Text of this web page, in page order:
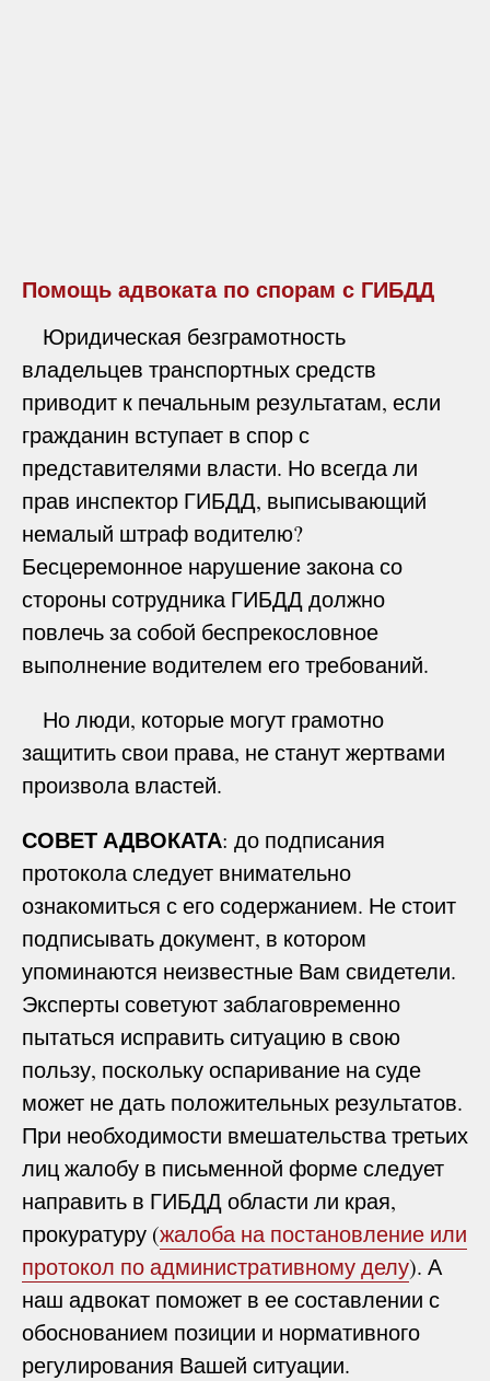
Помощь адвоката по спорам с ГИБДД
Юридическая безграмотность
владельцев транспортных средств
приводит к печальным результатам, если
гражданин вступает в спор с
представителями власти. Но всегда ли
прав инспектор ГИБДД, выписывающий
немалый штраф водителю?
Бесцеремонное нарушение закона со
стороны сотрудника ГИБДД должно
повлечь за собой беспрекословное
выполнение водителем его требований.
Но люди, которые могут грамотно
защитить свои права, не станут жертвами
произвола властей.
СОВЕТ АДВОКАТА: до подписания
протокола следует внимательно
ознакомиться с его содержанием. Не стоит
подписывать документ, в котором
упоминаются неизвестные Вам свидетели.
Эксперты советуют заблаговременно
пытаться исправить ситуацию в свою
пользу, поскольку оспаривание на суде
может не дать положительных результатов.
При необходимости вмешательства третьих
лиц жалобу в письменной форме следует
направить в ГИБДД области ли края,
прокуратуру (жалоба на постановление или
протокол по административному делу). А
наш адвокат поможет в ее составлении с
обоснованием позиции и нормативного
регулирования Вашей ситуации.